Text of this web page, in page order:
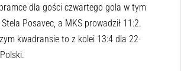
dla gości czwartego gola w tym
Posavec, a MKS prowadził 11:2.
kwadransie to z kolei 13:4 dla 22-